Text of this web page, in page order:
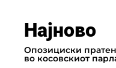
Најново
Опозициски
во косовскиот